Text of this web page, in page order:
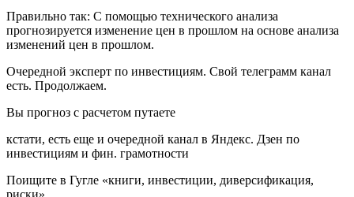
Правильно так: С помощью технического анализа
прогнозируется изменение цен в прошлом на основе анализа
изменений цен в прошлом.
Очередной эксперт по инвестициям. Свой телеграмм канал
есть. Продолжаем.
Вы прогноз с расчетом путаете
кстати, есть еще и очередной канал в Яндекс. Дзен по
инвестициям и фин. грамотности
Поищите в Гугле «книги, инвестиции, диверсификация,
риски».